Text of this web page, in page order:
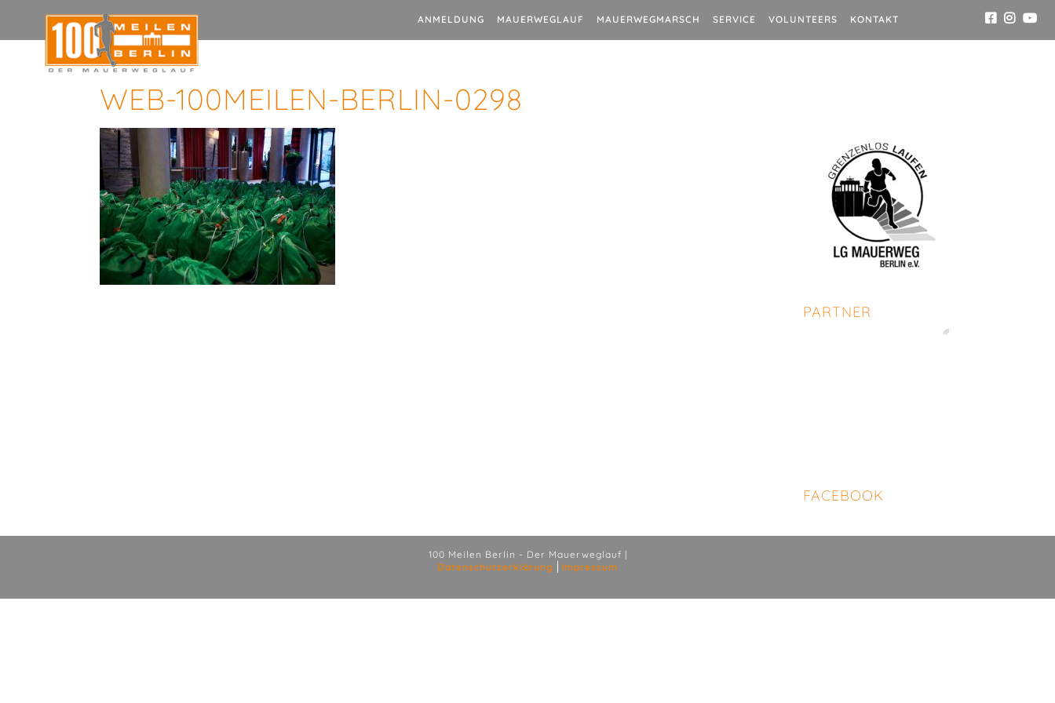
ANMELDUNG MAUERWEGLAUF MAUERWEGMARSCH SERVICE VOLUNTEERS KONTAKT
WEB-100MEILEN-BERLIN-0298
PARTNER
FACEBOOK
100 Meilen Berlin - Der Mauerweglauf |
Datenschutzerklärung
Impressum